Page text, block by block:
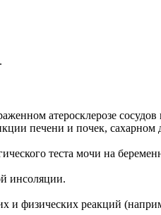
атеросклерозе сосудов
печени и почек, сахарном
теста мочи на
инсоляции.
и физических реакций